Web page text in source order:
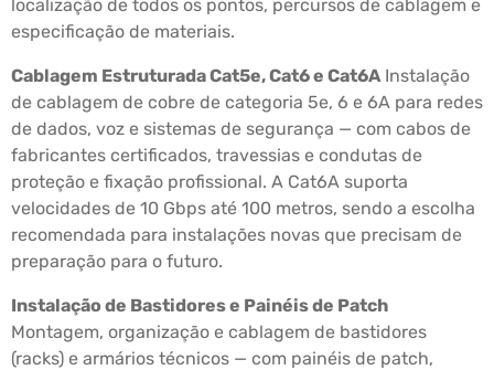
localização de todos os pontos, percursos de cablagem e
especificação de materiais.
Cablagem Estruturada Cat5e, Cat6 e Cat6A Instalação
de cablagem de cobre de categoria 5e, 6 e 6A para redes
de dados, voz e sistemas de segurança — com cabos de
fabricantes certificados, travessias e condutas de
proteção e fixação profissional. A Cat6A suporta
velocidades de 10 Gbps até 100 metros, sendo a escolha
recomendada para instalações novas que precisam de
preparação para o futuro.
Instalação de Bastidores e Painéis de Patch
Montagem, organização e cablagem de bastidores
(racks) e armários técnicos — com painéis de patch,